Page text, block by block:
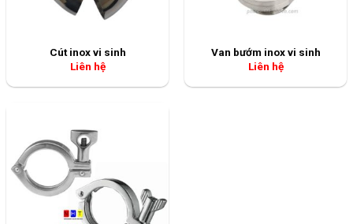
Cút inox vi sinh
Liên hệ
Van bướm inox vi sinh
Liên hệ